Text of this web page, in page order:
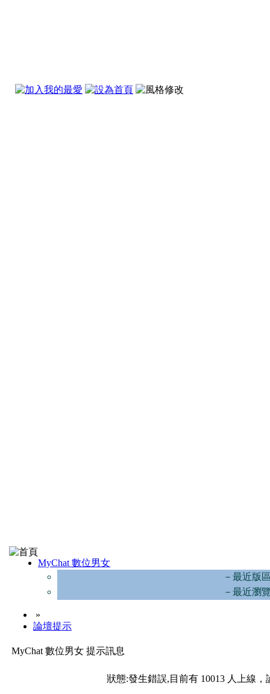
MyChat 數位男女
－最近版
－最近瀏
»
論壇提示
MyChat 數位男女 提示訊息
狀態:發生錯誤,目前有 10013 人上線